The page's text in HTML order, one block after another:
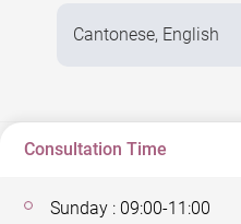
Cantonese, English
Consultation Time
Sunday : 09:00-11:00